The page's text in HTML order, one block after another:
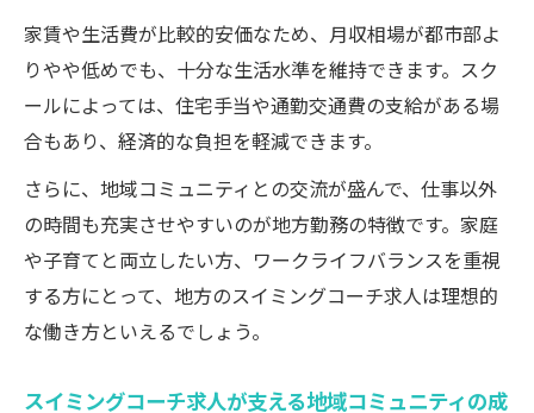
人の条件
家賃や生活費が比較的安価なため、月収相場が都市部よ
りやや低めでも、十分な生活水準を維持できます。スク
ールによっては、住宅手当や通勤交通費の支給がある場
合もあり、経済的な負担を軽減できます。
さらに、地域コミュニティとの交流が盛んで、仕事以外
の時間も充実させやすいのが地方勤務の特徴です。家庭
や子育てと両立したい方、ワークライフバランスを重視
する方にとって、地方のスイミングコーチ求人は理想的
な働き方といえるでしょう。
スイミングコーチ求人が支える地域コミュニティの成